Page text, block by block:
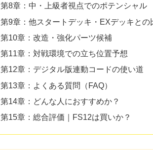
第8章：中・上級者視点でのポテンシャル
第9章：他スタートデッキ・EXデッキとの
第10章：改造・強化パーツ候補
第11章：対戦環境での立ち位置予想
第12章：デジタル版連動コードの使い道
第13章：よくある質問（FAQ）
第14章：どんな人におすすめか？
第15章：総合評価｜FS12は買いか？